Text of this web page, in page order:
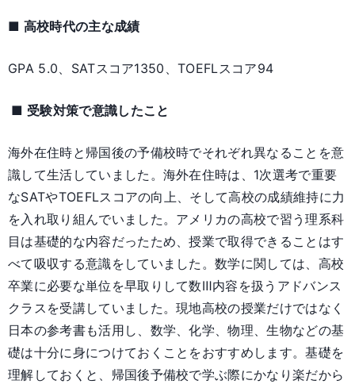
■ 高校時代の主な成績
GPA 5.0、SATスコア1350、TOEFLスコア94
■ 受験対策で意識したこと
海外在住時と帰国後の予備校時でそれぞれ異なることを意
識して生活していました。海外在住時は、1次選考で重要
なSATやTOEFLスコアの向上、そして高校の成績維持に力
を入れ取り組んでいました。アメリカの高校で習う理系科
目は基礎的な内容だったため、授業で取得できることはす
べて吸収する意識をしていました。数学に関しては、高校
卒業に必要な単位を早取りして数Ⅲ内容を扱うアドバンス
クラスを受講していました。現地高校の授業だけではなく
日本の参考書も活用し、数学、化学、物理、生物などの基
礎は十分に身につけておくことをおすすめします。基礎を
理解しておくと、帰国後予備校で学ぶ際にかなり楽だから